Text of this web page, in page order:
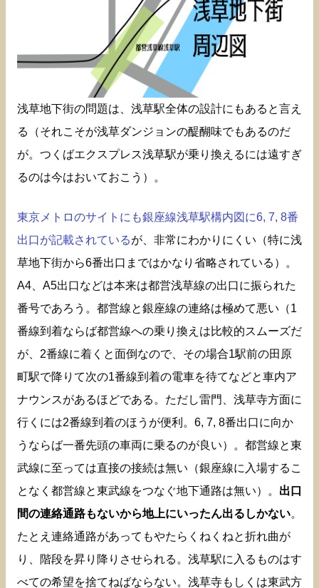
浅草地下街の問題は、浅草駅全体の設計にもあると言え
る（それこそが浅草ダンジョンの醍醐味でもあるのだ
が。つくばエクスプレス浅草駅が乗り換えるには遠すぎ
るのは今はおいておこう）。
東京メトロのサイトにも銀座線浅草駅構内図に6, 7, 8番
出口が記載されているが、非常にわかりにくい（特に浅
草地下街から6番出口まではかなり省略されている）。
A4、A5出口などは本来は都営浅草線の出口に振られた
番号であろう。都営線と銀座線の連絡は極めて悪い（1
番線到着ならば都営線への乗り換えは比較的スムーズだ
が、2番線に着くと面倒なので、その場合1駅前の田原
町駅で降りて次の1番線到着の電車を待てなどと車内ア
ナウンスがあるほどである。ただし雷門、浅草寺方面に
行くには2番線到着のほうが便利。6, 7, 8番出口に向か
うならば一番先頭の車両に乗るのが良い）。都営線と東
武線に至っては直接の接続は無い（銀座線に入場するこ
となく都営線と東武線をつなぐ地下通路は無い）。 出口
間の連絡通路もないから地上にいったん出るしかない。
たとえ連絡通路があってもやたらくねくねと折れ曲が
り、階段を昇り降りさせられる。浅草駅に入るものはす
べての希望を捨てねばならない。浅草寺もしくは東武方